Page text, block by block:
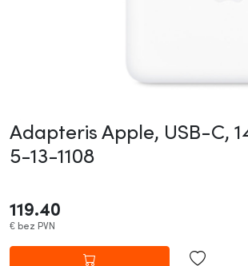
Adapteris Apple, USB-C,
5-13-1108
119.40
€ bez PVN